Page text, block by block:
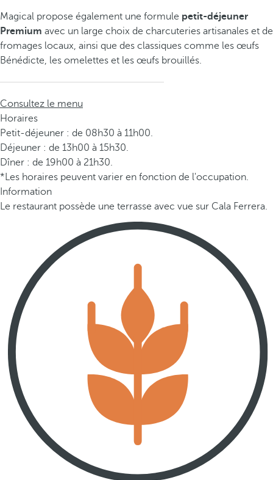
Magical propose également une formule petit-déjeuner
Premium avec un large choix de charcuteries artisanales et de
fromages locaux, ainsi que des classiques comme les œufs
Bénédicte, les omelettes et les œufs brouillés.
Consultez le menu
Horaires
Petit-déjeuner : de 08h30 à 11h00.
Déjeuner : de 13h00 à 15h30.
Dîner : de 19h00 à 21h30.
*Les horaires peuvent varier en fonction de l'occupation.
Information
Le restaurant possède une terrasse avec vue sur Cala Ferrera.